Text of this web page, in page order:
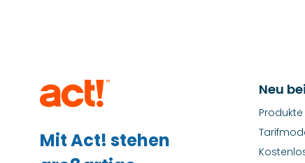
Mit Act! stehen
Neu
Produkte